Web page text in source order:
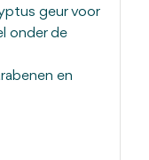
geur voor
onder de
en